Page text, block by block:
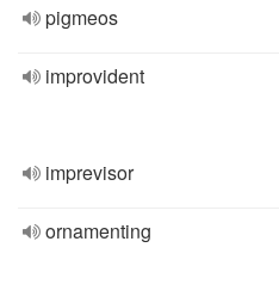
pigmeos
improvident
imprevisor
ornamenting